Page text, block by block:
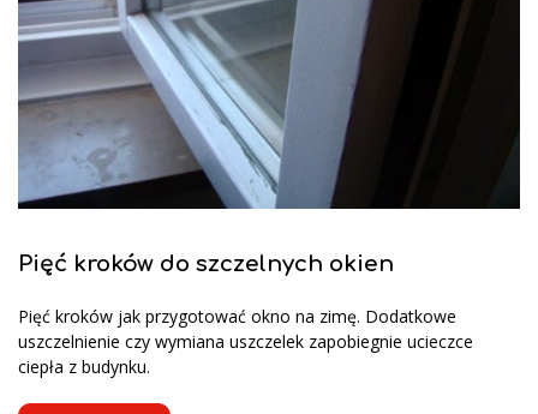
Pięć kroków do szczelnych okien
Pięć kroków jak przygotować okno na zimę. Dodatkowe
uszczelnienie czy wymiana uszczelek zapobiegnie ucieczce
ciepła z budynku.